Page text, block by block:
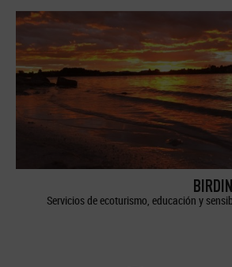
Servicios de ecoturismo, educación y